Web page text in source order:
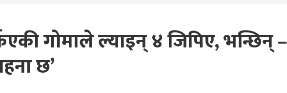
गोमाले ल्याइन् ४ जिपिए, भन्छिन् –
छ’